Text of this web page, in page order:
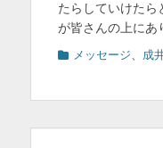
たらしていけたら
が皆さんの上にあ
カ メッセージ、 成